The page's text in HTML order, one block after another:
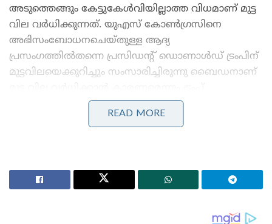
അടുത്തെങ്ങും കേട്ടുകേൾവിയില്ലാത്ത വിധമാണ് മുട്ട
വില വർധിക്കുന്നത്. യുഎസ് കോൺഗ്രസിനെ
അഭിസംബോധനചെയ്തുള്ള ആദ്യ
പ്രസംഗത്തിൽതന്നെ പ്രസിഡന്റ് ഡൊണാൾഡ് ട്രംപിന്
മുട്ടവിലയെക്കുറിച്ചും സംസാരിച്ചിരുന്നു ബൈഡനാണ്
കുറ്റപ്പെടുത്തിയിരുന്നു.
നുഴഞ്ഞുകയറ്റക്കാരനെ ബിഎസ്എഫ് പിടികൂടിയതിന്
പ്രതികാരം; ഇന്ത്യൻ കർഷകനെ അതിർത്തി കടന്ന്
തട്ടിയെടുത്ത് ബംഗ്ലാദേശികൾ
ആയിരിക്കുന്നിടത്തോളം കാലം പലസ്തീൻ രാഷ്ട്രം
READ MORE